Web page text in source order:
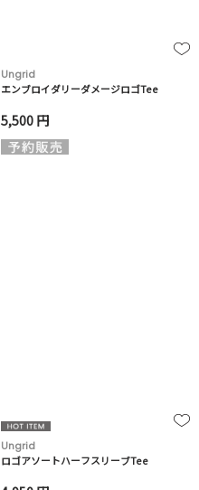
Ungrid
エンブロイダリーダメージロゴTee
5,500 円
Ungrid
ロゴアソートハーフスリーブTee